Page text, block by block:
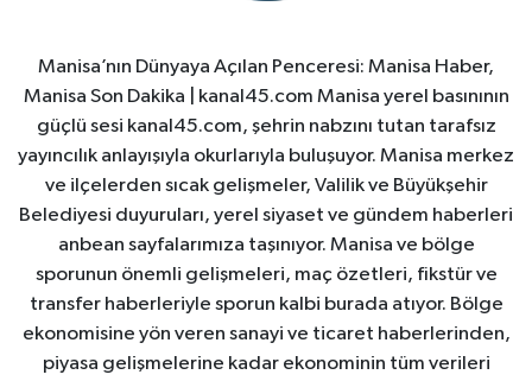
Manisa’nın Dünyaya Açılan Penceresi: Manisa Haber,
Manisa Son Dakika | kanal45.com Manisa yerel basınının
güçlü sesi kanal45.com, şehrin nabzını tutan tarafsız
yayıncılık anlayışıyla okurlarıyla buluşuyor. Manisa merkez
ve ilçelerden sıcak gelişmeler, Valilik ve Büyükşehir
Belediyesi duyuruları, yerel siyaset ve gündem haberleri
anbean sayfalarımıza taşınıyor. Manisa ve bölge
sporunun önemli gelişmeleri, maç özetleri, fikstür ve
transfer haberleriyle sporun kalbi burada atıyor. Bölge
ekonomisine yön veren sanayi ve ticaret haberlerinden,
piyasa gelişmelerine kadar ekonominin tüm verileri